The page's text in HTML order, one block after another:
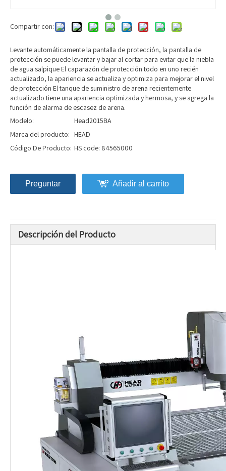
Compartir con:
Levante automáticamente la pantalla de protección, la pantalla de
protección se puede levantar y bajar al cortar para evitar que la niebla
de agua salpique El caparazón de protección todo en uno recién
actualizado, la apariencia se actualiza y optimiza para mejorar el nivel
de protección El tanque de suministro de arena recientemente
actualizado tiene una apariencia optimizada y hermosa, y se agrega la
función de alarma de escasez de arena.
Modelo:
Head2015BA
Marca del producto:
HEAD
Código De Producto: HS code: 84565000
Preguntar Añadir al carrito
Descripción del Producto